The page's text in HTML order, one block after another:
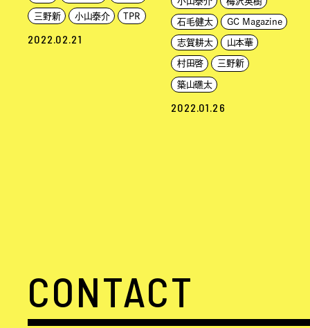
三野新 小山泰介 TPR
2022.02.21
石毛健太 GC Magazine
志賀耕太 山本華
村田啓 三野新
築山礁太
2022.01.26
CONTACT